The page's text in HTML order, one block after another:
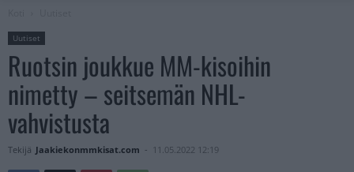
Uutiset
Ruotsin joukkue MM-kisoihin
nimetty – seitsemän NHL-
vahvistusta
Tekijä Jaakiekonmmkisat.com - 11.05.2022 12:19